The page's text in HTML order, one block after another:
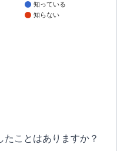
知っている
知らない
ことはありますか？